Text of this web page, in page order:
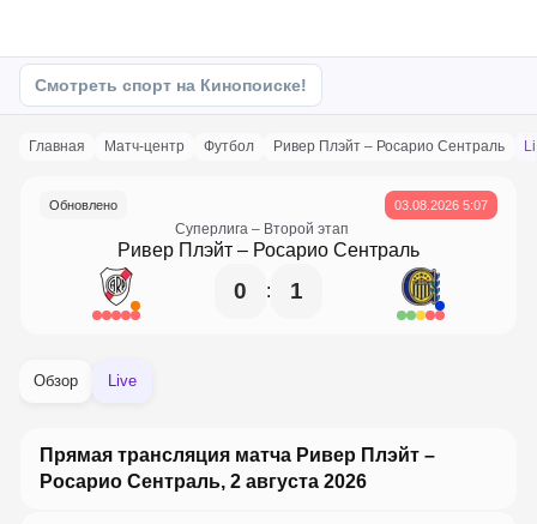
Смотреть спорт на Кинопоиске!
Главная матч-центр Футбол Ривер Плэйт – Росарио Сентраль
Обновлено 03.08.2026 5:07
Суперлига – Второй этап
Ривер Плэйт – Росарио Сентраль
0 : 1
Обзор Live
Прямая трансляция матча Ривер Плэйт –
Росарио Сентраль, 2 августа 2026